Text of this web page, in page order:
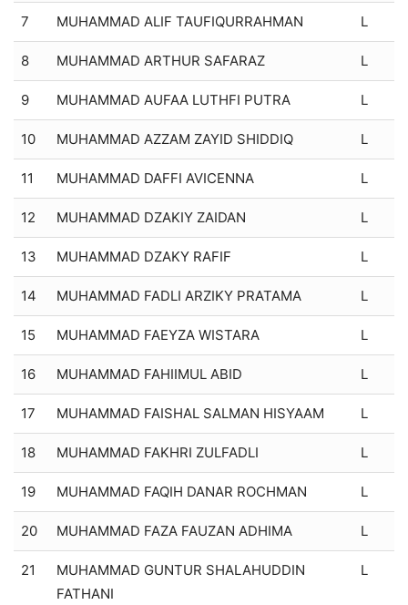
7 MUHAMMAD ALIF TAUFIQURRAHMAN L
8 MUHAMMAD ARTHUR SAFARAZ L
9 MUHAMMAD AUFAA LUTHFI PUTRA L
10 MUHAMMAD AZZAM ZAYID SHIDDIQ L
11 MUHAMMAD DAFFI AVICENNA L
12 MUHAMMAD DZAKIY ZAIDAN L
13 MUHAMMAD DZAKY RAFIF L
14 MUHAMMAD FADLI ARZIKY PRATAMA L
15 MUHAMMAD FAEYZA WISTARA L
16 MUHAMMAD FAHIIMUL ABID L
17 MUHAMMAD FAISHAL SALMAN HISYAAM L
18 MUHAMMAD FAKHRI ZULFADLI L
19 MUHAMMAD FAQIH DANAR ROCHMAN L
20 MUHAMMAD FAZA FAUZAN ADHIMA L
21
MUHAMMAD GUNTUR SHALAHUDDIN
FATHANI
L